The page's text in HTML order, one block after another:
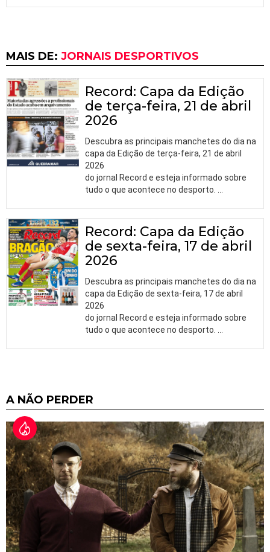
MAIS DE: JORNAIS DESPORTIVOS
Record: Capa da Edição
de terça-feira, 21 de abril
2026
Descubra as principais manchetes do dia na
capa da Edição de terça-feira, 21 de abril
2026
do jornal Record e esteja informado sobre
tudo o que acontece no desporto. …
Record: Capa da Edição
de sexta-feira, 17 de abril
2026
Descubra as principais manchetes do dia na
capa da Edição de sexta-feira, 17 de abril
2026
do jornal Record e esteja informado sobre
tudo o que acontece no desporto. …
A NÃO PERDER